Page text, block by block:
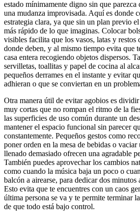
estado mínimamente digno sin que parezca
una mudanza improvisada. Aquí es donde
estrategia clara, ya que sin un plan previo
más rápido de lo que imaginas. Colocar
visibles facilita que los vasos, latas y restos
donde deben, y al mismo tiempo evita que
casa entera recogiendo objetos dispersos.
servilletas, toallitas y papel de cocina al
pequeños derrames en el instante y evitar
adhieran o que se conviertan en un
Otra manera útil de evitar agobios es
muy cortas que no rompan el ritmo de la
las superficies de uso común durante un
mantener el espacio funcional sin parecer
constantemente. Pequeños gestos como
poner orden en la mesa de bebidas o vaciar
llenado demasiado ofrecen una agradable
También puedes aprovechar los cambios
como cuando la música baja un poco o
balcón a airearse, para dedicar dos minutos
Esto evita que te encuentres con un caos
última persona se va y te permite terminar
de que todo está bajo control.